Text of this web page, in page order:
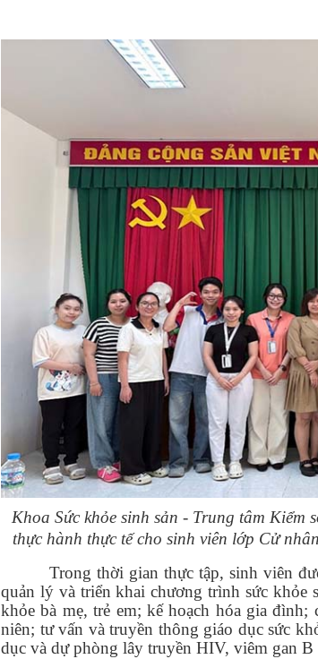
Khoa Sức khỏe sinh sản - Trung tâm
thực hành thực tế cho sinh viên lớp Cử
Trong thời gian thực tập, sinh viên
quản lý và triển khai chương trình sức khỏe
khỏe bà mẹ, trẻ em; kế hoạch hóa gia
niên; tư vấn và truyền thông giáo dục sức
dục và dự phòng lây truyền HIV, viêm gan